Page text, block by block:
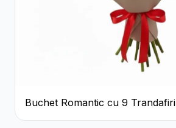
Buchet Romantic cu 9 Trandafiri
Roșii